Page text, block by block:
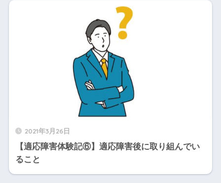
2021年3月26日
【適応障害体験記⑥】適応障害後に取り組んでい
ること